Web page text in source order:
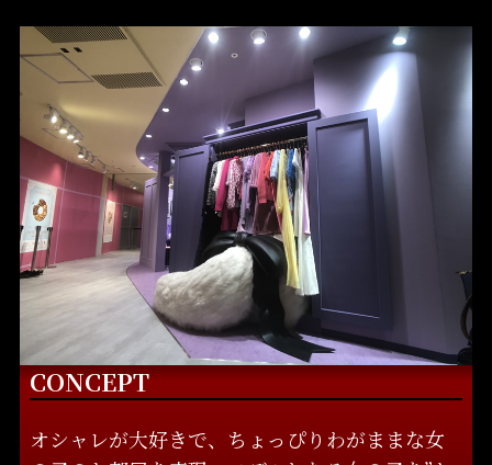
CONCEPT
オシャレが大好きで、ちょっぴりわがままな女